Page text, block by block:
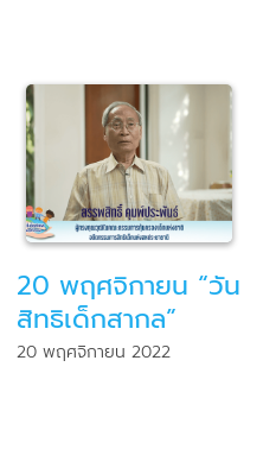
20 พฤศจิกายน “วัน
สิทธิเด็กสากล”
20 พฤศจิกายน 2022